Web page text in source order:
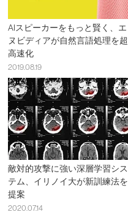
AIスピーカーをもっと賢く、エ
ヌビディアが自然言語処理を超
高速化
2019.08.19
敵対的攻撃に強い深層学習シス
テム、イリノイ大が新訓練法を
提案
2020.07.14